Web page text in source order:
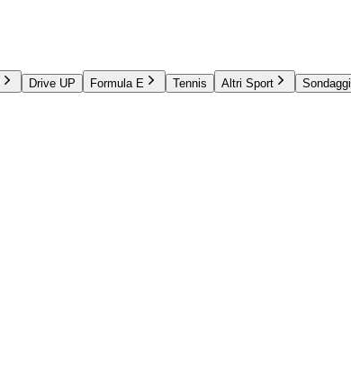
Drive UP Formula E Tennis Altri Sport Sondaggi